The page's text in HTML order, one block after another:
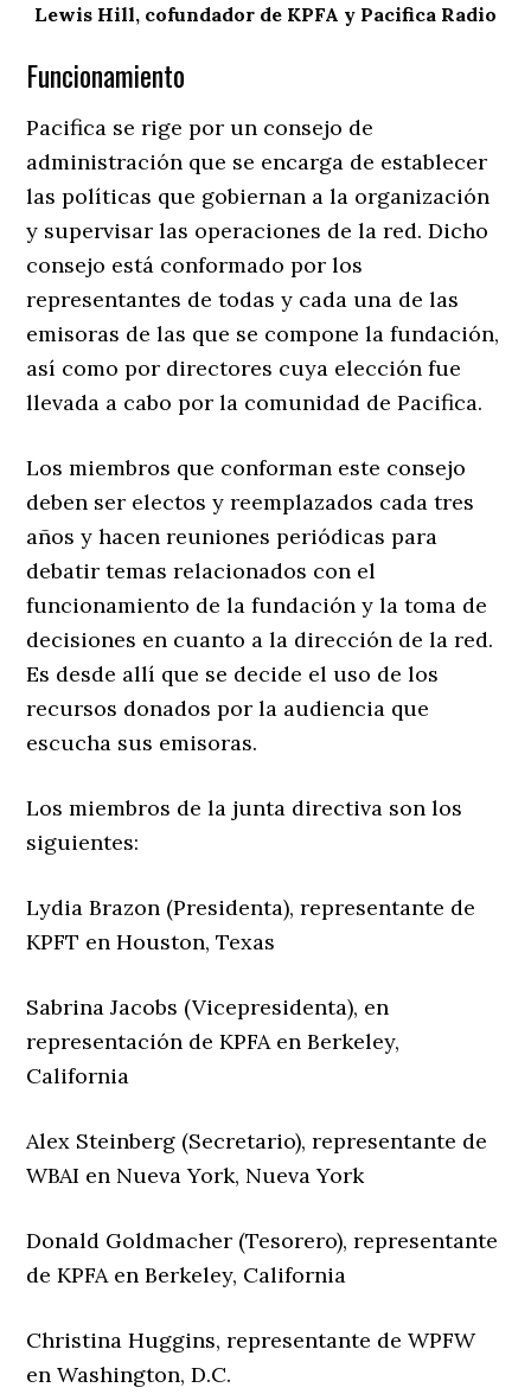
Lewis Hill, cofundador de KPFA y Pacifica Radio
Funcionamiento
Pacifica se rige por un consejo de
administración que se encarga de establecer
las políticas que gobiernan a la organización
y supervisar las operaciones de la red. Dicho
consejo está conformado por los
representantes de todas y cada una de las
emisoras de las que se compone la fundación,
así como por directores cuya elección fue
llevada a cabo por la comunidad de Pacifica.
Los miembros que conforman este consejo
deben ser electos y reemplazados cada tres
años y hacen reuniones periódicas para
debatir temas relacionados con el
funcionamiento de la fundación y la toma de
decisiones en cuanto a la dirección de la red.
Es desde allí que se decide el uso de los
recursos donados por la audiencia que
escucha sus emisoras.
Los miembros de la junta directiva son los
siguientes:
Lydia Brazon (Presidenta), representante de
KPFT en Houston, Texas
Sabrina Jacobs (Vicepresidenta), en
representación de KPFA en Berkeley,
California
Alex Steinberg (Secretario), representante de
WBAI en Nueva York, Nueva York
Donald Goldmacher (Tesorero), representante
de KPFA en Berkeley, California
Christina Huggins, representante de WPFW
en Washington, D.C.